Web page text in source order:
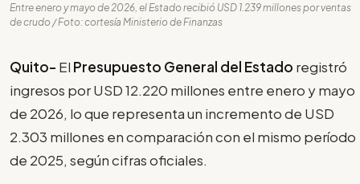
Entre enero y mayo de 2026, el Estado recibió USD 1.239 millones por ventas
de crudo / Foto: cortesía Ministerio de Finanzas
Quito- El Presupuesto General del Estado registró
ingresos por USD 12.220 millones entre enero y mayo
de 2026, lo que representa un incremento de USD
2.303 millones en comparación con el mismo período
de 2025, según cifras oficiales.